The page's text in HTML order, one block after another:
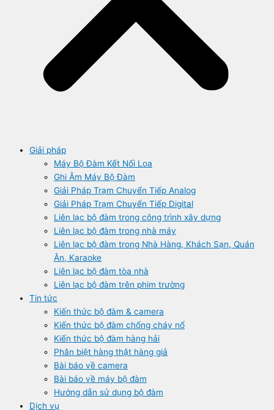
Giải pháp
Máy Bộ Đàm Kết Nối Loa
Ghi Âm Máy Bộ Đàm
Giải Pháp Trạm Chuyển Tiếp Analog
Giải Pháp Trạm Chuyển Tiếp Digital
Liên lạc bộ đàm trong công trình xây dựng
Liên lạc bộ đàm trong nhà máy
Liên lạc bộ đàm trong Nhà Hàng, Khách Sạn, Quán
Ăn, Karaoke
Liên lạc bộ đàm tòa nhà
Liên lạc bộ đàm trên phim trường
Tin tức
Kiến thức bộ đàm & camera
Kiến thức bộ đàm chống cháy nổ
Kiến thức bộ đàm hàng hải
Phân biệt hàng thật hàng giả
Bài báo về camera
Bài báo về máy bộ đàm
Hướng dẫn sử dụng bộ đàm
Dịch vụ